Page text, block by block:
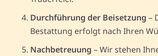
Durchführung der Beisetzung –
Bestattung erfolgt nach Ihren
Nachbetreuung – Wir stehen